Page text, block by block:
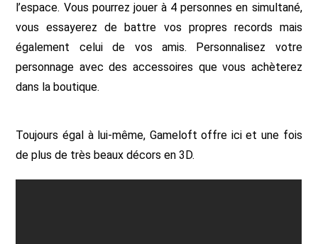
l’espace. Vous pourrez jouer à 4 personnes en simultané,
vous essayerez de battre vos propres records mais
également celui de vos amis. Personnalisez votre
personnage avec des accessoires que vous achèterez
dans la boutique.
Toujours égal à lui-même, Gameloft offre ici et une fois
de plus de très beaux décors en 3D.